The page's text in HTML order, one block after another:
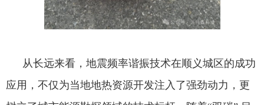
从长远来看，地震频率谐振技术在顺义城区的成功
应用，不仅为当地地热资源开发注入了强劲动力，更